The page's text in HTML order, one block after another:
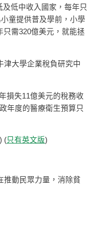
低中收入國家，每年只
童提供普及學前，小學
只需320億美元，就能拯
津大學企業稅負研究中
損失11億美元的稅務收
年度的醫療衛生預算只
(只有英文版)
推動民眾力量，消除貧